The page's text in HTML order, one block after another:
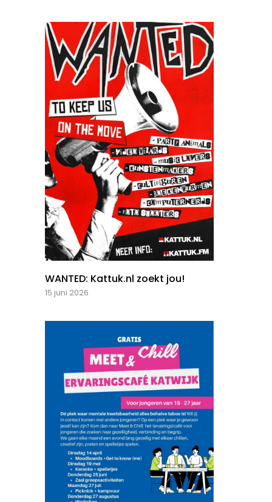
WANTED: Kattuk.nl zoekt jou!
15 juni 2026